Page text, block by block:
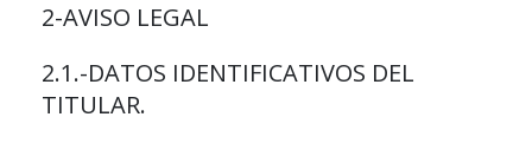
2-AVISO LEGAL
2.1.-DATOS IDENTIFICATIVOS DEL
TITULAR.